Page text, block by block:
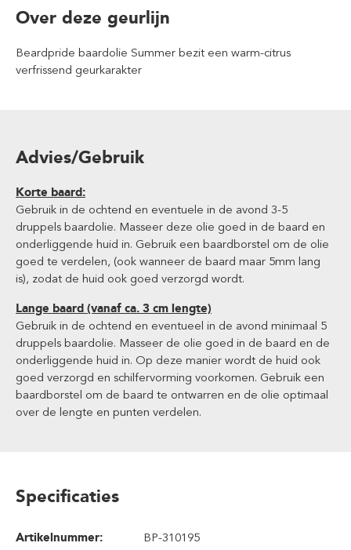
Over deze geurlijn
Beardpride baardolie Summer bezit een warm-citrus
verfrissend geurkarakter
Advies/Gebruik
Korte baard:
Gebruik in de ochtend en eventuele in de avond 3-5
druppels baardolie. Masseer deze olie goed in de baard en
onderliggende huid in. Gebruik een baardborstel om de olie
goed te verdelen, (ook wanneer de baard maar 5mm lang
is), zodat de huid ook goed verzorgd wordt.
Lange baard (vanaf ca. 3 cm lengte)
Gebruik in de ochtend en eventueel in de avond minimaal 5
druppels baardolie. Masseer de olie goed in de baard en de
onderliggende huid in. Op deze manier wordt de huid ook
goed verzorgd en schilfervorming voorkomen. Gebruik een
baardborstel om de baard te ontwarren en de olie optimaal
over de lengte en punten verdelen.
Specificaties
Artikelnummer: BP-310195